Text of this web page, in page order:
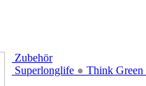
Zubehör
Superlonglife ● Think Green